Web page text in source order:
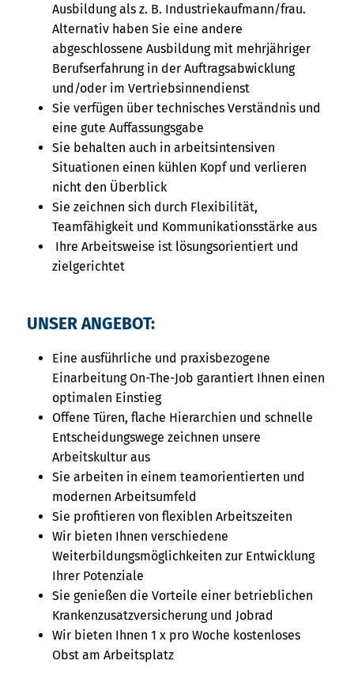
Ausbildung als z. B. Industriekaufmann/frau.
Alternativ haben Sie eine andere
abgeschlossene Ausbildung mit mehrjähriger
Berufserfahrung in der Auftragsabwicklung
und/oder im Vertriebsinnendienst
Sie verfügen über technisches Verständnis und
eine gute Auffassungsgabe
Sie behalten auch in arbeitsintensiven
Situationen einen kühlen Kopf und verlieren
nicht den Überblick
Sie zeichnen sich durch Flexibilität,
Teamfähigkeit und Kommunikationsstärke aus
Ihre Arbeitsweise ist lösungsorientiert und
zielgerichtet
UNSER ANGEBOT:
Eine ausführliche und praxisbezogene
Einarbeitung On-The-Job garantiert Ihnen einen
optimalen Einstieg
Offene Türen, flache Hierarchien und schnelle
Entscheidungswege zeichnen unsere
Arbeitskultur aus
Sie arbeiten in einem teamorientierten und
modernen Arbeitsumfeld
Sie profitieren von flexiblen Arbeitszeiten
Wir bieten Ihnen verschiedene
Weiterbildungsmöglichkeiten zur Entwicklung
Ihrer Potenziale
Sie genießen die Vorteile einer betrieblichen
Krankenzusatzversicherung und Jobrad
Wir bieten Ihnen 1 x pro Woche kostenloses
Obst am Arbeitsplatz